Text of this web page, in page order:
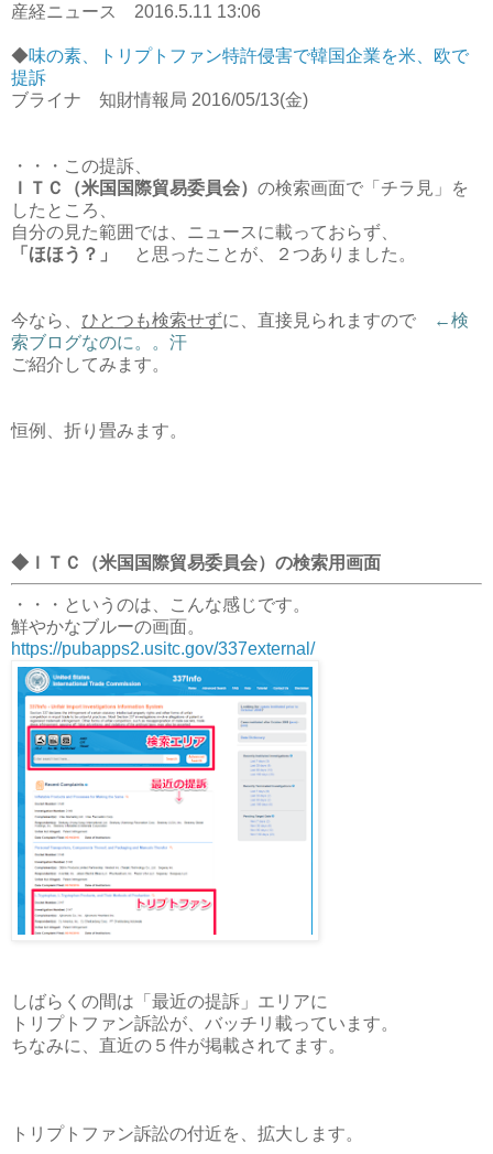
産経ニュース 2016.5.11 13:06
◆味の素、トリプトファン特許侵害で韓国企業を米、欧で
提訴
ブライナ 知財情報局 2016/05/13(金)
・・・この提訴、
ＩＴＣ（米国国際貿易委員会） の検索画面で「チラ見」を
したところ、
自分の見た範囲では、ニュースに載っておらず、
「ほほう？」
と思ったことが、２つありました。
今なら、 ひとつも検索せずに、直接見られますので ←検
索ブログなのに。。汗
ご紹介してみます。
恒例、折り畳みます。
◆ＩＴＣ（米国国際貿易委員会）の検索用画面
・・・というのは、こんな感じです。
鮮やかなブルーの画面。
https://pubapps2.usitc.gov/337external/
しばらくの間は「最近の提訴」エリアに
トリプトファン訴訟が、バッチリ載っています。
ちなみに、直近の５件が掲載されてます。
トリプトファン訴訟の付近を、拡大します。